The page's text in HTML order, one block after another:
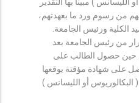
من رسوم ورد ما بعهدتهم،
الكلية ورئيس الجامعة.
من رئيس الجامعة بعد
حين حصول الطالب على
على شهادة مؤقتة يوقعها
( البكالوريوس أو الليسانس )